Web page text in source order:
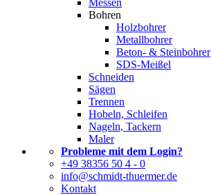
Messen
Bohren
Holzbohrer
Metallbohrer
Beton- & Steinbohrer
SDS-Meißel
Schneiden
Sägen
Trennen
Hobeln, Schleifen
Nageln, Tackern
Maler
Probleme mit dem Login?
+49 38356 50 4 - 0
info@schmidt-thuermer.de
Kontakt